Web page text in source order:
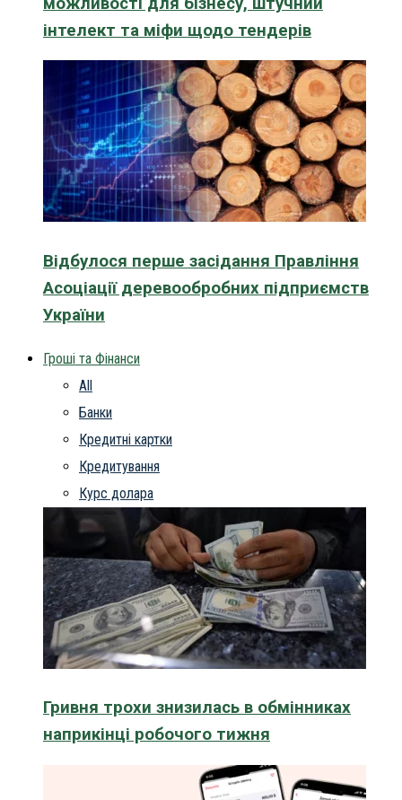
інтелект та міфи щодо тендерів
Відбулося перше засідання Правління
Асоціації деревообробних підприємств
України
Гроші та Фінанси
All
Банки
Кредитні картки
Кредитування
Курс долара
Гривня трохи знизилась в обмінниках
наприкінці робочого тижня